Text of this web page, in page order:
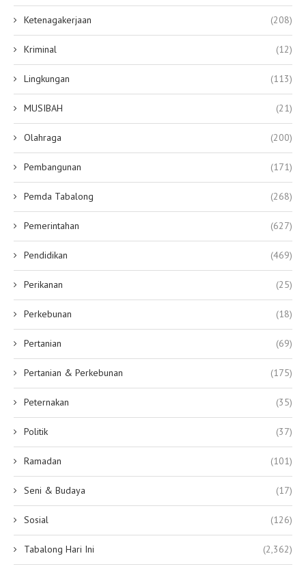
Ketenagakerjaan (208)
Kriminal (12)
Lingkungan (113)
MUSIBAH (21)
Olahraga (200)
Pembangunan (171)
Pemda Tabalong (268)
Pemerintahan (627)
Pendidikan (469)
Perikanan (25)
Perkebunan (18)
Pertanian (69)
Pertanian & Perkebunan (175)
Peternakan (35)
Politik (37)
Ramadan (101)
Seni & Budaya (17)
Sosial (126)
Tabalong Hari Ini (2,362)